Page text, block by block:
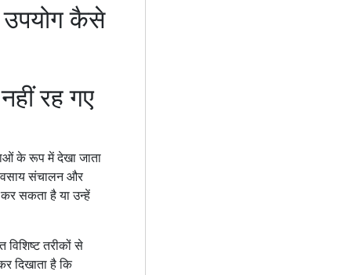
उपयोग कैसे
रह गए
के रूप में देखा जाता
संचालन और
कर सकता है या उन्हें
तरीकों से
दिखाता है कि